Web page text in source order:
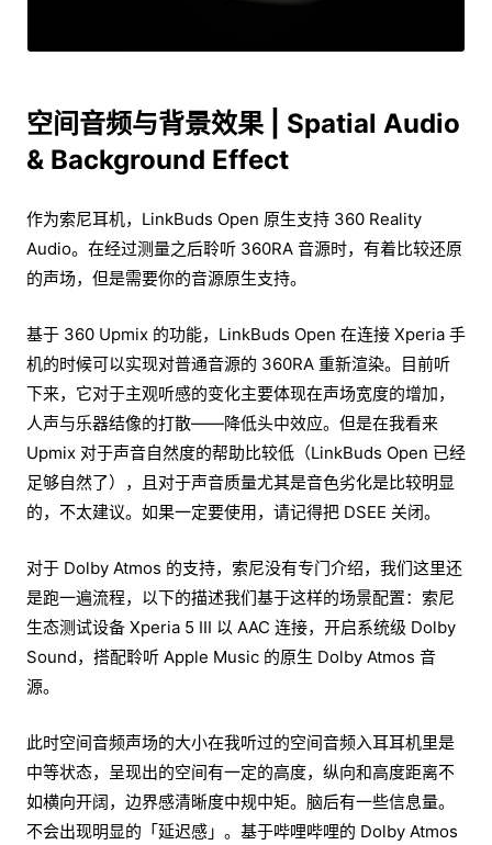
空间音频与背景效果 | Spatial Audio
& Background Effect
作为索尼耳机，LinkBuds Open 原生支持 360 Reality
Audio。在经过测量之后聆听 360RA 音源时，有着比较还原
的声场，但是需要你的音源原生支持。
基于 360 Upmix 的功能，LinkBuds Open 在连接 Xperia 手
机的时候可以实现对普通音源的 360RA 重新渲染。目前听
下来，它对于主观听感的变化主要体现在声场宽度的增加，
人声与乐器结像的打散——降低头中效应。但是在我看来
Upmix 对于声音自然度的帮助比较低（LinkBuds Open 已经
足够自然了），且对于声音质量尤其是音色劣化是比较明显
的，不太建议。如果一定要使用，请记得把 DSEE 关闭。
对于 Dolby Atmos 的支持，索尼没有专门介绍，我们这里还
是跑一遍流程，以下的描述我们基于这样的场景配置：索尼
生态测试设备 Xperia 5 III 以 AAC 连接，开启系统级 Dolby
Sound，搭配聆听 Apple Music 的原生 Dolby Atmos 音
源。
此时空间音频声场的大小在我听过的空间音频入耳耳机里是
中等状态，呈现出的空间有一定的高度，纵向和高度距离不
如横向开阔，边界感清晰度中规中矩。脑后有一些信息量。
不会出现明显的「延迟感」。基于哔哩哔哩的 Dolby Atmos